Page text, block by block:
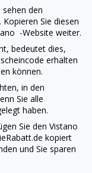
den
Sie diesen
-Website weiter.
bedeutet dies,
erhalten
können.
in den
Sie alle
haben.
Sie den Vistano
kopiert
und Sie sparen